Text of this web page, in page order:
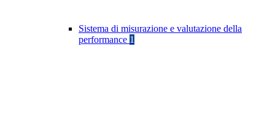
Sistema di misurazione e valutazione della
performance 1